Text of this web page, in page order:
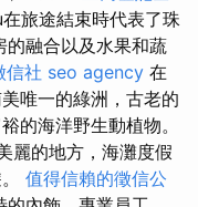
旅途結束時代表了珠
的融合以及水果和蔬
信社 seo agency 在
唯一的綠洲，古老的
的海洋野生動植物。
麗的地方，海灘度假
值得信賴的徵信公